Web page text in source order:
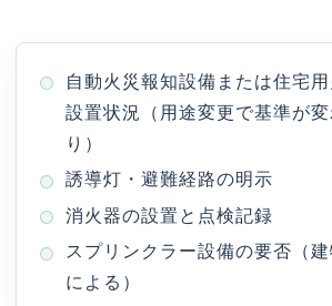
自動火災報知設備または住宅
設置状況（用途変更で基準が
り）
誘導灯・避難経路の明示
消火器の設置と点検記録
スプリンクラー設備の要否（
による）